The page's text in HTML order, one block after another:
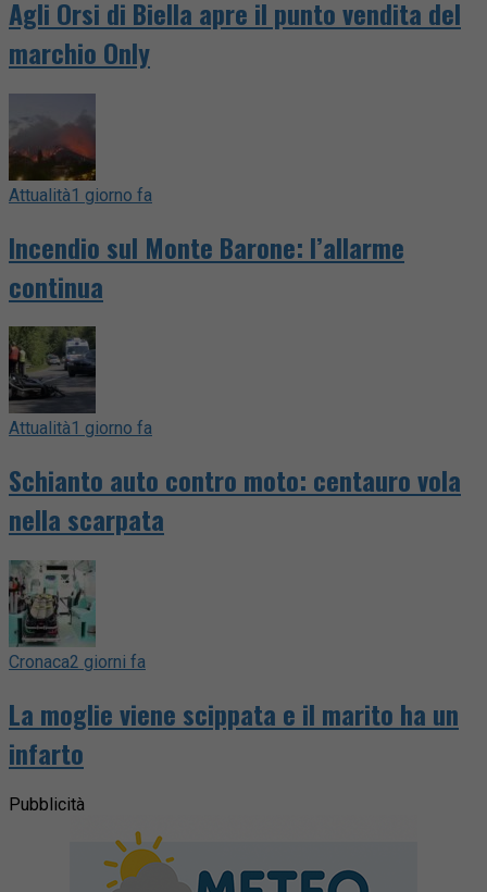
Agli Orsi di Biella apre il punto vendita del
marchio Only
Attualità1 giorno fa
Incendio sul Monte Barone: l’allarme
continua
Attualità1 giorno fa
Schianto auto contro moto: centauro vola
nella scarpata
Cronaca2 giorni fa
La moglie viene scippata e il marito ha un
infarto
Pubblicità